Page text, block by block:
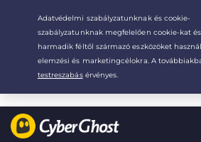
Your choice:The Best Dealfor
/month